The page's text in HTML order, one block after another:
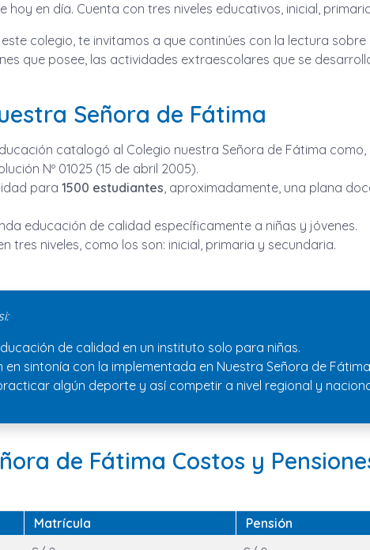
hoy en día. Cuenta con tres niveles educativos, inicial,
colegio, te invitamos a que continúes con la lectura
que posee, las actividades extraescolares que se
Señora de Fátima
catalogó al Colegio nuestra Señora de Fátima
Nº 01025 (15 de abril 2005).
para 1500 estudiantes, aproximadamente, una plana
educación de calidad específicamente a niñas y jóvenes.
tres niveles, como los son: inicial, primaria y secundaria.
de calidad en un instituto solo para niñas.
en sintonía con la implementada en Nuestra Señora de
algún deporte y así competir a nivel regional y
de Fátima Costos y
Matrícula Pensión